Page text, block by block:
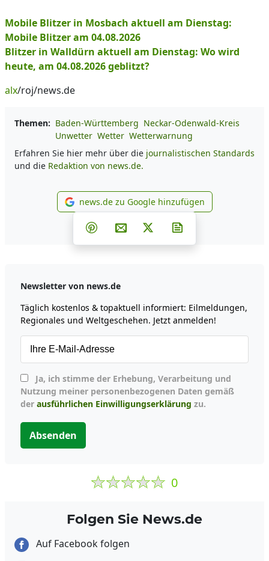
Mobile Blitzer in Mosbach aktuell am Dienstag:
Mobile Blitzer am 04.08.2026
Blitzer in Walldürn aktuell am Dienstag: Wo wird
heute, am 04.08.2026 geblitzt?
alx/roj/news.de
Themen: Baden-Württemberg Neckar-Odenwald-Kreis
Unwetter Wetter Wetterwarnung
Erfahren Sie hier mehr über die journalistischen Standards
und die Redaktion von news.de.
news.de zu Google
news.de zu Google hinzufügen
Teilen auf Facebook
Teilen auf Whatsapp
Teilen auf Telegram
Teilen auf Pinterest
Per E-Mail teilen
Post auf X
Newsletter von news.de
Täglich kostenlos & topaktuell informiert: Eilmeldungen,
Regionales und Weltgeschehen. Jetzt anmelden!
Nutzung meiner personenbezogenen Daten gemäß
der ausführlichen Einwilligungserklärung zu.
Absenden
0
Folgen Sie News.de
Auf Facebook folgen